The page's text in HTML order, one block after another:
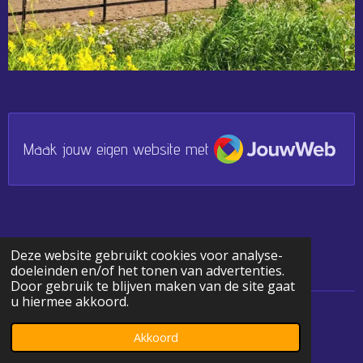
Deze website gebruikt cookies voor analyse-
doeleinden en/of het tonen van advertenties.
Door gebruik te blijven maken van de site gaat
u hiermee akkoord.
Akkoord
Maak jouw eigen website met
JouwWeb